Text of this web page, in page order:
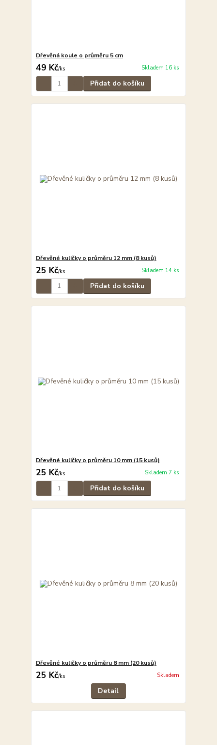
Dřevěná koule o průměru 5 cm
49 Kč/ks Skladem 16 ks
Přidat do košíku
Dřevěné kuličky o průměru 12 mm (8 kusů)
25 Kč/ks Skladem 14 ks
Přidat do košíku
Dřevěné kuličky o průměru 10 mm (15 kusů)
25 Kč/ks Skladem 7 ks
Přidat do košíku
Dřevěné kuličky o průměru 8 mm (20 kusů)
25 Kč/ks Skladem
Detail